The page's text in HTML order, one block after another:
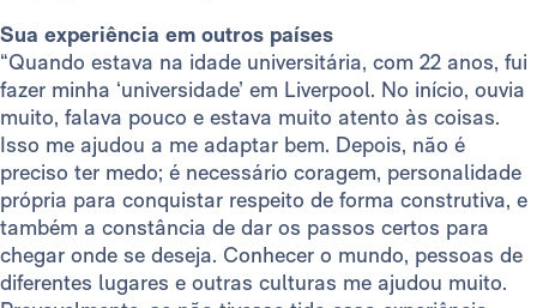
Sua experiência em outros países
“Quando estava na idade universitária, com 22 anos, fui
fazer minha ‘universidade’ em Liverpool. No início, ouvia
muito, falava pouco e estava muito atento às coisas.
Isso me ajudou a me adaptar bem. Depois, não é
preciso ter medo; é necessário coragem, personalidade
própria para conquistar respeito de forma construtiva, e
também a constância de dar os passos certos para
chegar onde se deseja. Conhecer o mundo, pessoas de
diferentes lugares e outras culturas me ajudou muito.